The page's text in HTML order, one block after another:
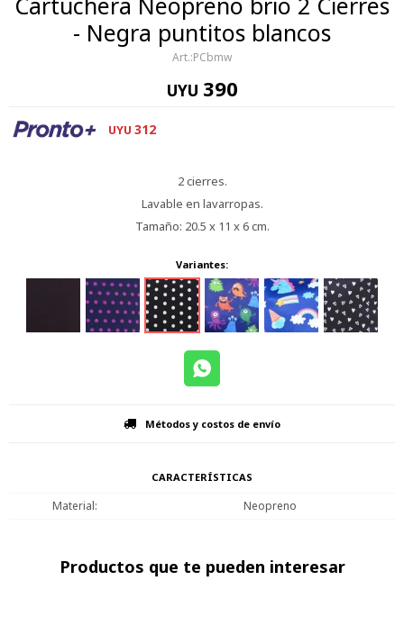
- Negra puntitos blancos
PCbmw
UYU 390
UYU 312
2 cierres.
Lavable en lavarropas.
Tamaño: 20.5 x 11 x 6 cm.
Variantes:
Métodos y costos de envío
CARACTERÍSTICAS
Material Neopreno
Productos que te pueden interesar